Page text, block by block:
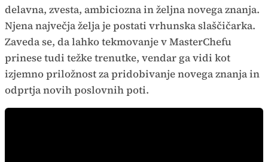
delavna, zvesta, ambiciozna in željna novega znanja.
Njena največja želja je postati vrhunska slaščičarka.
Zaveda se, da lahko tekmovanje v MasterChefu
prinese tudi težke trenutke, vendar ga vidi kot
izjemno priložnost za pridobivanje novega znanja in
odprtja novih poslovnih poti.